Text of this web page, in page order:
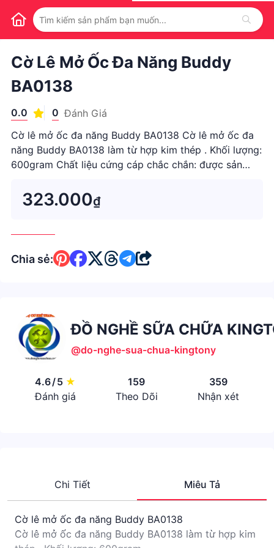
1
Cờ Lê Mở Ốc Đa Năng Buddy
BA0138
0.0 0 Đánh Giá
Cờ lê mở ốc đa năng Buddy BA0138 Cờ lê mở ốc đa
năng Buddy BA0138 làm từ hợp kim thép . Khối lượng:
600gram Chất liệu cứng cáp chắc chắn: được sản
323.000₫
Chia sẻ:
ĐỒ NGHỀ SỮA CHỮA
@do-nghe-sua-chua-kingtony
4.6/5 ★
Đánh giá
159
Theo Dõi
359
Nhận xét
Chi Tiết Miêu Tả
Cờ lê mở ốc đa năng Buddy BA0138
Cờ lê mở ốc đa năng Buddy BA0138 làm từ hợp kim